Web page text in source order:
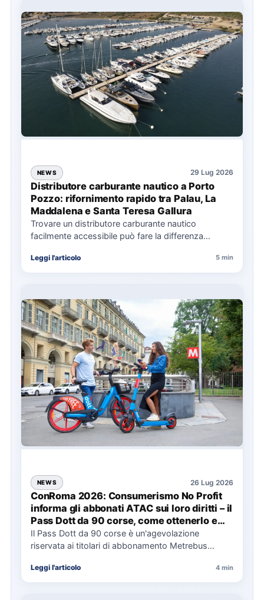
NEWS 29 Lug 2026
Distributore carburante nautico a Porto
Pozzo: rifornimento rapido tra Palau, La
Maddalena e Santa Teresa Gallura
Trovare un distributore carburante nautico
facilmente accessibile può fare la differenza
soprattutto…
Leggi l'articolo 5 min
NEWS 26 Lug 2026
ConRoma 2026: Consumerismo No Profit
informa gli abbonati ATAC sui loro diritti – il
Pass Dott da 90 corse, come ottenerlo e
cosa spetta in caso di disservizi
Il Pass Dott da 90 corse è un'agevolazione
riservata ai titolari di abbonamento Metrebus
Leggi l'articolo 4 min